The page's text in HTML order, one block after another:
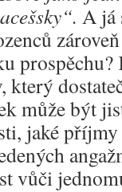
A já
který
může být
jaké
vůči